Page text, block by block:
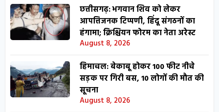
छत्तीसगढ़: भगवान शिव को लेकर
आपत्तिजनक टिप्पणी, हिंदू संगठनों का
हंगामा; क्रिश्चियन फोरम का नेता अरेस्ट
August 8, 2026
हिमाचल: बेकाबू होकर 100 फीट नीचे
सड़क पर गिरी बस, 10 लोगों की मौत की
सूचना
August 8, 2026